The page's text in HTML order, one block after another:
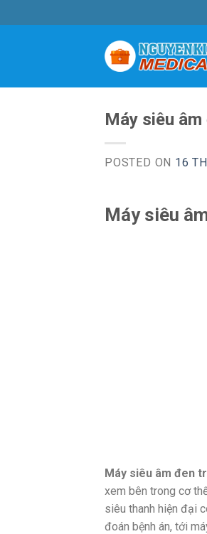
to
Máy siêu
POSTED ON 16
Máy siêu
Máy siêu âm đen
xem bên trong cơ
siêu thanh hiện đại
đoán bệnh án, tới